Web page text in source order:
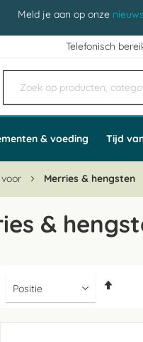
Meld je aan op onze
Telefonisch
& voeding Tijd
Merries & hengsten
&